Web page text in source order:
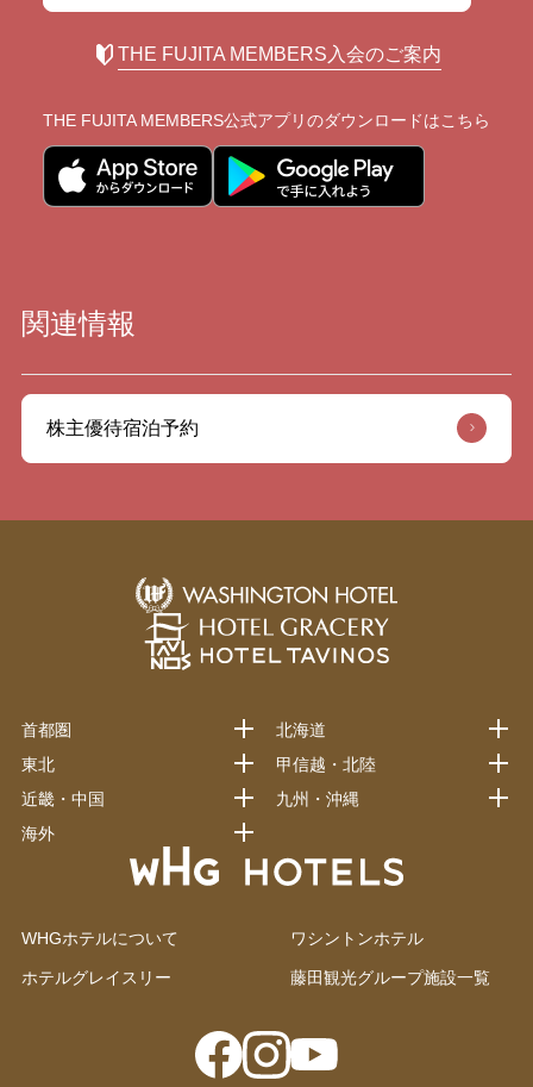
THE FUJITA MEMBERS入会のご案内
THE FUJITA MEMBERS公式アプリのダウンロードはこちら
関連情報
株主優待宿泊予約
WHGホテルについて ワシントンホテル
ホテルグレイスリー 藤田観光グループ施設一覧
首都圏
北海道
東北
甲信越・北陸
近畿・中国
九州・沖縄
海外